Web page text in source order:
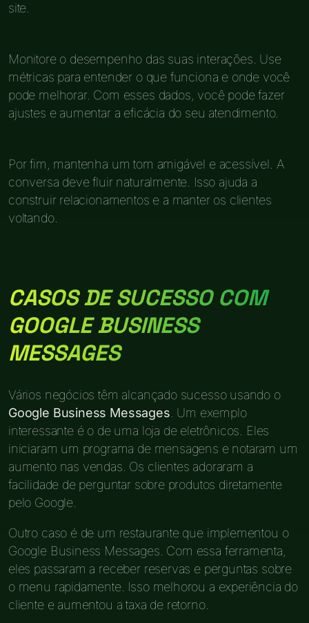
site.
Monitore o desempenho das suas interações. Use
métricas para entender o que funciona e onde você
pode melhorar. Com esses dados, você pode fazer
ajustes e aumentar a eficácia do seu atendimento.
Por fim, mantenha um tom amigável e acessível. A
conversa deve fluir naturalmente. Isso ajuda a
construir relacionamentos e a manter os clientes
voltando.
CASOS DE SUCESSO COM
GOOGLE BUSINESS
MESSAGES
Vários negócios têm alcançado sucesso usando o
Google Business Messages . Um exemplo
interessante é o de uma loja de eletrônicos. Eles
iniciaram um programa de mensagens e notaram um
aumento nas vendas. Os clientes adoraram a
facilidade de perguntar sobre produtos diretamente
pelo Google.
Outro caso é de um restaurante que implementou o
Google Business Messages. Com essa ferramenta,
eles passaram a receber reservas e perguntas sobre
o menu rapidamente. Isso melhorou a experiência do
cliente e aumentou a taxa de retorno.